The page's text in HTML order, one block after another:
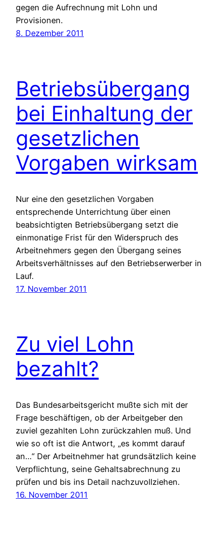
gegen die Aufrechnung mit Lohn und
Provisionen.
8. Dezember 2011
Betriebsübergang
bei Einhaltung der
gesetzlichen
Vorgaben wirksam
Nur eine den gesetzlichen Vorgaben
entsprechende Unterrichtung über einen
beabsichtigten Betriebsübergang setzt die
einmonatige Frist für den Widerspruch des
Arbeitnehmers gegen den Übergang seines
Arbeitsverhältnisses auf den Betriebserwerber in
Lauf.
17. November 2011
Zu viel Lohn
bezahlt?
Das Bundesarbeitsgericht mußte sich mit der
Frage beschäftigen, ob der Arbeitgeber den
zuviel gezahlten Lohn zurückzahlen muß. Und
wie so oft ist die Antwort, „es kommt darauf
an…“ Der Arbeitnehmer hat grundsätzlich keine
Verpflichtung, seine Gehaltsabrechnung zu
prüfen und bis ins Detail nachzuvollziehen.
16. November 2011